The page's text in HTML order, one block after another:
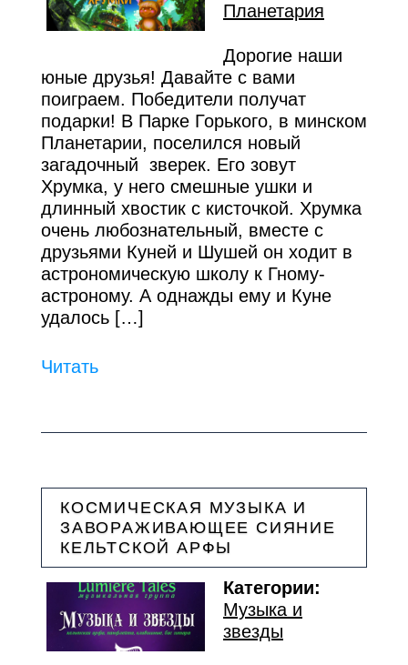
Планетария
Дорогие наши
юные друзья! Давайте с вами
поиграем. Победители получат
подарки! В Парке Горького, в минском
Планетарии, поселился новый
загадочный зверек. Его зовут
Хрумка, у него смешные ушки и
длинный хвостик с кисточкой. Хрумка
очень любознательный, вместе с
друзьями Куней и Шушей он ходит в
астрономическую школу к Гному-
астроному. А однажды ему и Куне
удалось […]
Читать
КОСМИЧЕСКАЯ МУЗЫКА И
ЗАВОРАЖИВАЮЩЕЕ СИЯНИЕ
КЕЛЬТСКОЙ АРФЫ
Категории:
Музыка и
звезды